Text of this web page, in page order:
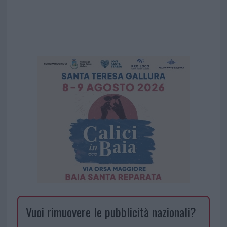
Vuoi rimuovere le pubblicità nazionali?